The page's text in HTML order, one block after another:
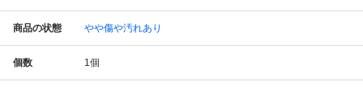
商品の状態 やや傷や汚れあり
個数 1個